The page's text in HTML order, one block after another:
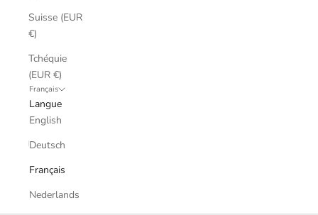
Suisse (EUR
€)
Tchéquie
(EUR €)
Français
Langue
English
Deutsch
Français
Nederlands